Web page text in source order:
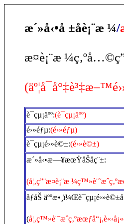
æ´»å‹•å ±åè¡¨æ ¼/
æ­¤è¡¨æ
è¯çµ¡äºº:
é›»éƒµ:(é›»éƒµ)
è¯çµ¡é›»è©±:(é›»è©±)
æ´»å‹•æ—¥æœŸåŠåç¨±:
(å¦‚ç”¨æ­¤è¡¨æ
åƒåŠ
(